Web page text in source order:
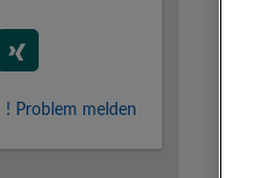
! Problem melden